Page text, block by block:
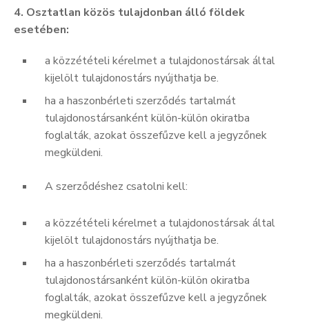
4. Osztatlan közös tulajdonban álló földek
esetében:
a közzétételi kérelmet a tulajdonostársak által
kijelölt tulajdonostárs nyújthatja be.
ha a haszonbérleti szerződés tartalmát
tulajdonostársanként külön-külön okiratba
foglalták, azokat összefűzve kell a jegyzőnek
megküldeni.
A szerződéshez csatolni kell:
a közzétételi kérelmet a tulajdonostársak által
kijelölt tulajdonostárs nyújthatja be.
ha a haszonbérleti szerződés tartalmát
tulajdonostársanként külön-külön okiratba
foglalták, azokat összefűzve kell a jegyzőnek
megküldeni.